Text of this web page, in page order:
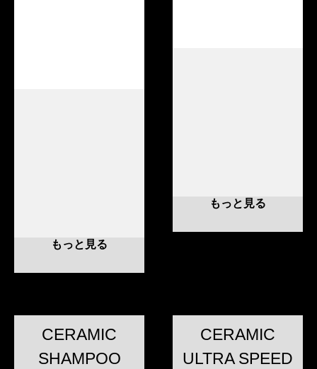
もっと見る
もっと見る
CERAMIC
SHAMPOO
CERAMIC
ULTRA SPEED